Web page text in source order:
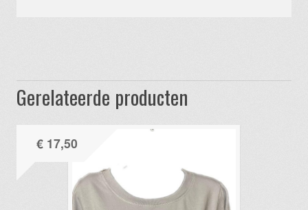
Gerelateerde producten
€17,50